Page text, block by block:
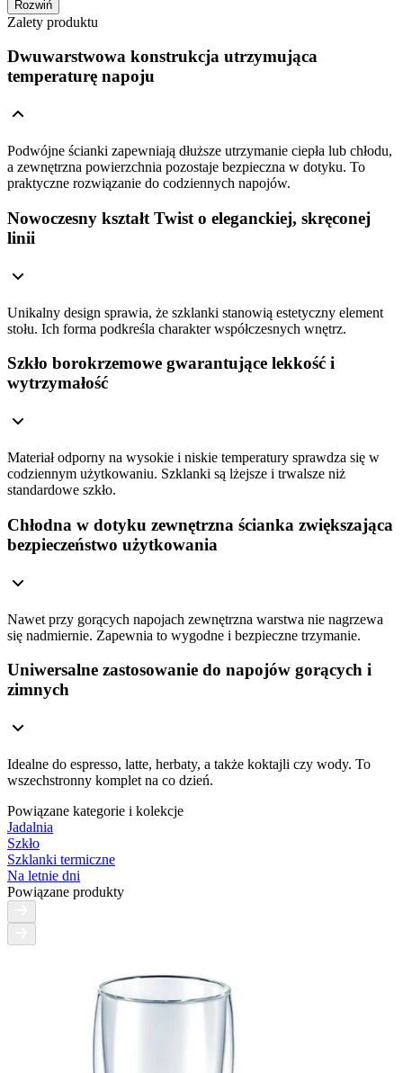
Rozwiń
Zalety produktu
Dwuwarstwowa konstrukcja utrzymująca
temperaturę napoju
Podwójne ścianki zapewniają dłuższe utrzymanie ciepła lub chłodu,
a zewnętrzna powierzchnia pozostaje bezpieczna w dotyku. To
praktyczne rozwiązanie do codziennych napojów.
Nowoczesny kształt Twist o eleganckiej, skręconej
linii
Unikalny design sprawia, że szklanki stanowią estetyczny element
stołu. Ich forma podkreśla charakter współczesnych wnętrz.
Szkło borokrzemowe gwarantujące lekkość i
wytrzymałość
Materiał odporny na wysokie i niskie temperatury sprawdza się w
codziennym użytkowaniu. Szklanki są lżejsze i trwalsze niż
standardowe szkło.
Chłodna w dotyku zewnętrzna ścianka zwiększająca
bezpieczeństwo użytkowania
Nawet przy gorących napojach zewnętrzna warstwa nie nagrzewa
się nadmiernie. Zapewnia to wygodne i bezpieczne trzymanie.
Uniwersalne zastosowanie do napojów gorących i
zimnych
Idealne do espresso, latte, herbaty, a także koktajli czy wody. To
wszechstronny komplet na co dzień.
Powiązane kategorie i kolekcje
Jadalnia
Szkło
Szklanki termiczne
Na letnie dni
Powiązane produkty